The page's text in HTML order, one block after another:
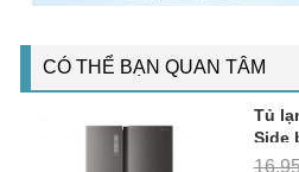
CÓ THỂ BẠN QUAN TÂM
Tủ
Side